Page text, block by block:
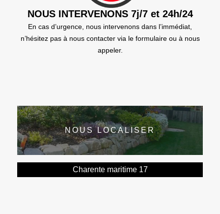
NOUS INTERVENONS 7j/7 et 24h/24
En cas d’urgence, nous intervenons dans l’immédiat,
n’hésitez pas à nous contacter via le formulaire ou à nous
appeler.
NOUS LOCALISER
Charente maritime 17